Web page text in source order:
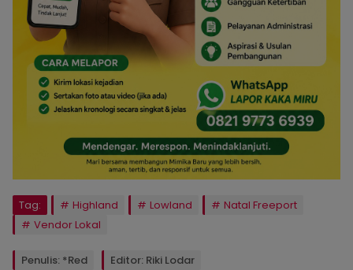
Tag: Highland Lowland
Natal Freeport
Vendor Lokal
Penulis: *Red Editor: Riki Lodar